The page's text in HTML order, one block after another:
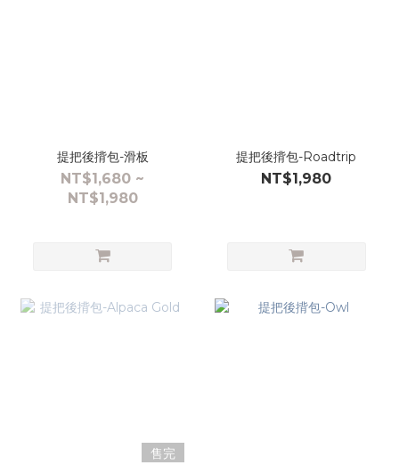
提把後揹包-滑板
NT$1,680 ~
NT$1,980
提把後揹包-Roadtrip
NT$1,980
售完